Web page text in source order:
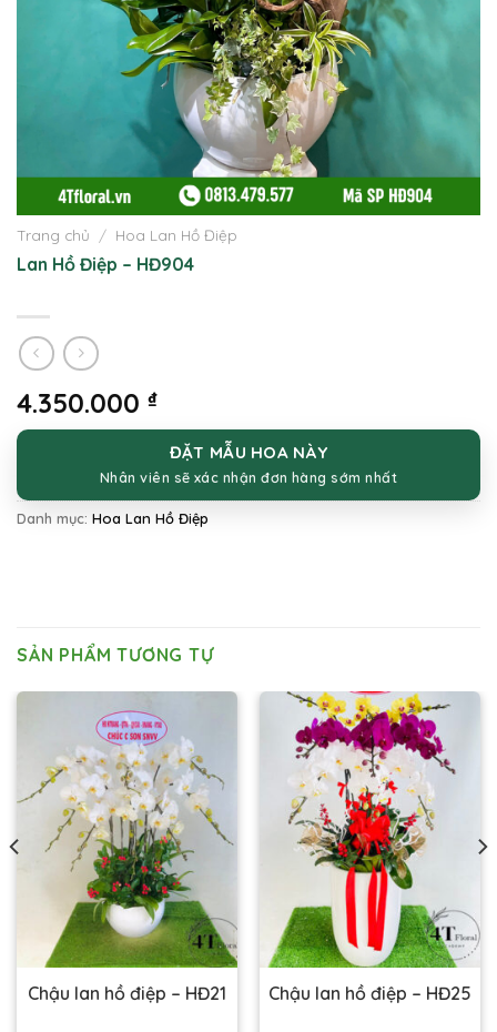
Trang chủ / Hoa Lan Hồ Điệp
Lan Hồ Điệp – HĐ904
4.350.000 ₫
ĐẶT MẪU HOA NÀY
Nhân viên sẽ xác nhận đơn hàng sớm nhất
Danh mục: Hoa Lan Hồ Điệp
SẢN PHẨM TƯƠNG TỰ
Chậu lan hồ điệp – HĐ21 Chậu lan hồ điệp – HĐ25